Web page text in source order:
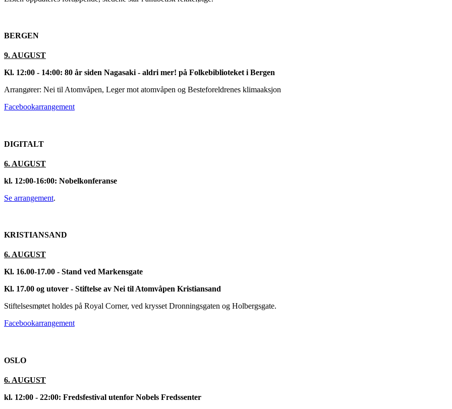
BERGEN
9. AUGUST
Kl. 12:00 - 14:00: 80 år siden Nagasaki - aldri mer! på Folkebiblioteket i Bergen
Arrangører: Nei til Atomvåpen, Leger mot atomvåpen og Besteforeldrenes klimaaksjon
Facebookarrangement
DIGITALT
6. AUGUST
kl. 12:00-16:00: Nobelkonferanse
Se arrangement.
KRISTIANSAND
6. AUGUST
Kl. 16.00-17.00 - Stand ved Markensgate
Kl. 17.00 og utover - Stiftelse av Nei til Atomvåpen Kristiansand
Stiftelsesmøtet holdes på Royal Corner, ved krysset Dronningsgaten og Holbergsgate.
Facebookarrangement
OSLO
6. AUGUST
kl. 12:00 - 22:00: Fredsfestival utenfor Nobels Fredssenter